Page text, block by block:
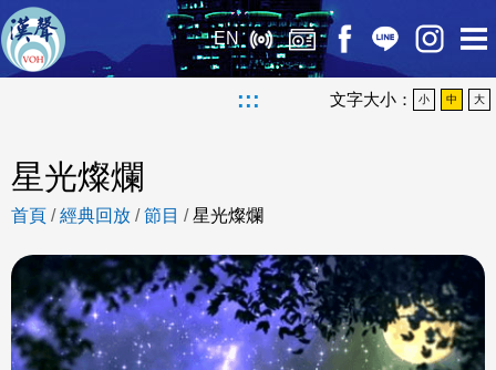
EN
::: 文字大小： 小 中 大
星光燦爛
首頁 /經典回放 /節目 /星光燦爛